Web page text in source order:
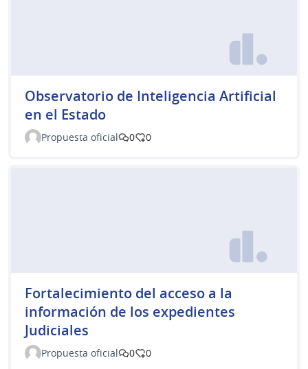
Observatorio de Inteligencia Artificial
en el Estado
Propuesta oficial 0 0
Fortalecimiento del acceso a la
información de los expedientes
Judiciales
Propuesta oficial 0 0